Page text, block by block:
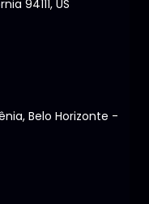
94111, US
Belo Horizonte -